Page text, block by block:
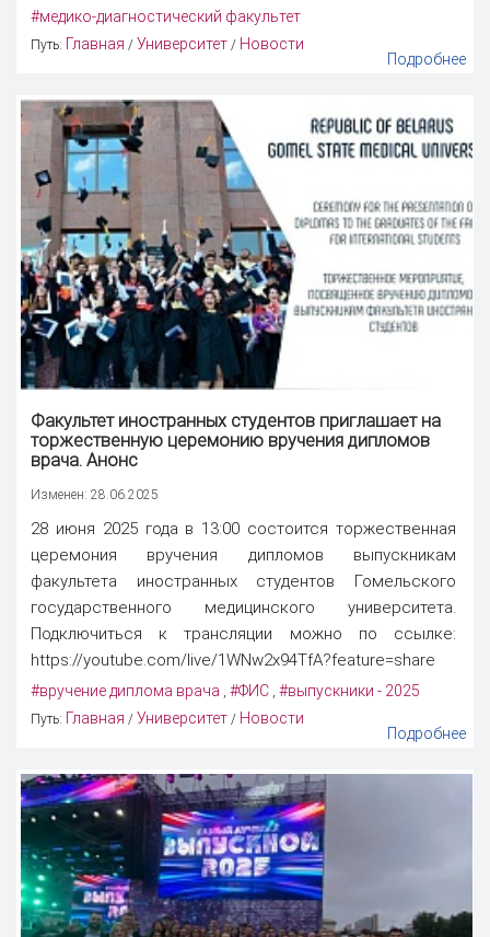
#медико-диагностический факультет
Путь: Главная / Университет / Новости
Подробнее
Факультет иностранных студентов приглашает на
торжественную церемонию вручения дипломов
врача. Анонс
Изменен: 28.06.2025
28 июня 2025 года в 13:00 состоится торжественная
церемония вручения дипломов выпускникам
факультета иностранных студентов Гомельского
государственного медицинского университета.
Подключиться к трансляции можно по ссылке:
https://youtube.com/live/1WNw2x94TfA?feature=share
#вручение диплома врача #ФИС #выпускники - 2025
Путь: Главная / Университет / Новости
Подробнее